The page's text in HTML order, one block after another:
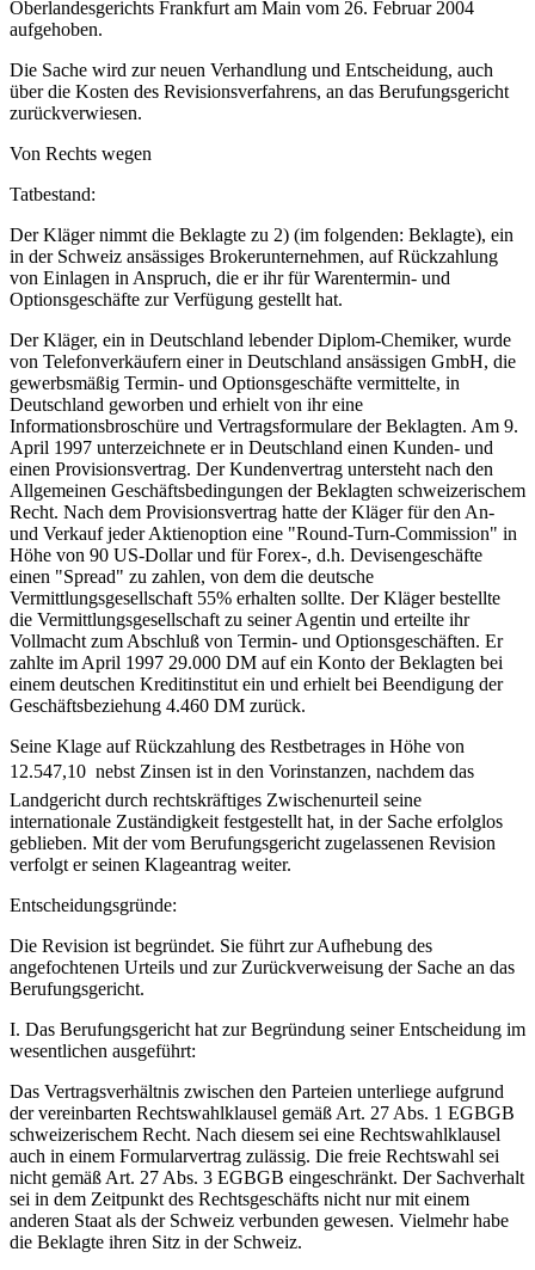
Oberlandesgerichts Frankfurt am Main vom 26. Februar 2004
aufgehoben.
Die Sache wird zur neuen Verhandlung und Entscheidung, auch
über die Kosten des Revisionsverfahrens, an das Berufungsgericht
zurückverwiesen.
Von Rechts wegen
Tatbestand:
Der Kläger nimmt die Beklagte zu 2) (im folgenden: Beklagte), ein
in der Schweiz ansässiges Brokerunternehmen, auf Rückzahlung
von Einlagen in Anspruch, die er ihr für Warentermin- und
Optionsgeschäfte zur Verfügung gestellt hat.
Der Kläger, ein in Deutschland lebender Diplom-Chemiker, wurde
von Telefonverkäufern einer in Deutschland ansässigen GmbH, die
gewerbsmäßig Termin- und Optionsgeschäfte vermittelte, in
Deutschland geworben und erhielt von ihr eine
Informationsbroschüre und Vertragsformulare der Beklagten. Am 9.
April 1997 unterzeichnete er in Deutschland einen Kunden- und
einen Provisionsvertrag. Der Kundenvertrag untersteht nach den
Allgemeinen Geschäftsbedingungen der Beklagten schweizerischem
Recht. Nach dem Provisionsvertrag hatte der Kläger für den An-
und Verkauf jeder Aktienoption eine "Round-Turn-Commission" in
Höhe von 90 US-Dollar und für Forex-, d.h. Devisengeschäfte
einen "Spread" zu zahlen, von dem die deutsche
Vermittlungsgesellschaft 55% erhalten sollte. Der Kläger bestellte
die Vermittlungsgesellschaft zu seiner Agentin und erteilte ihr
Vollmacht zum Abschluß von Termin- und Optionsgeschäften. Er
zahlte im April 1997 29.000 DM auf ein Konto der Beklagten bei
einem deutschen Kreditinstitut ein und erhielt bei Beendigung der
Geschäftsbeziehung 4.460 DM zurück.
Seine Klage auf Rückzahlung des Restbetrages in Höhe von
12.547,10  nebst Zinsen ist in den Vorinstanzen, nachdem das
Landgericht durch rechtskräftiges Zwischenurteil seine
internationale Zuständigkeit festgestellt hat, in der Sache erfolglos
geblieben. Mit der vom Berufungsgericht zugelassenen Revision
verfolgt er seinen Klageantrag weiter.
Entscheidungsgründe:
Die Revision ist begründet. Sie führt zur Aufhebung des
angefochtenen Urteils und zur Zurückverweisung der Sache an das
Berufungsgericht.
I. Das Berufungsgericht hat zur Begründung seiner Entscheidung im
wesentlichen ausgeführt:
Das Vertragsverhältnis zwischen den Parteien unterliege aufgrund
der vereinbarten Rechtswahlklausel gemäß Art. 27 Abs. 1 EGBGB
schweizerischem Recht. Nach diesem sei eine Rechtswahlklausel
auch in einem Formularvertrag zulässig. Die freie Rechtswahl sei
nicht gemäß Art. 27 Abs. 3 EGBGB eingeschränkt. Der Sachverhalt
sei in dem Zeitpunkt des Rechtsgeschäfts nicht nur mit einem
anderen Staat als der Schweiz verbunden gewesen. Vielmehr habe
die Beklagte ihren Sitz in der Schweiz.